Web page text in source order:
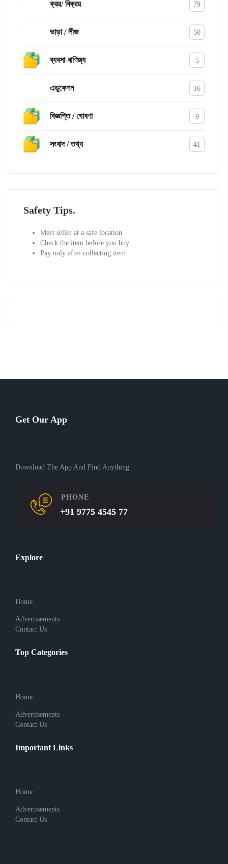
ক্রয়/ বিক্রয় 79
ভাড়া / লীজ 50
ব্যবসা-বাণিজ্য 5
এডুকেশন 16
বিজ্ঞপ্তি / ঘোষণা 9
সংবাদ / তথ্য 41
Safety Tips
Meet seller at a safe location
Check the item before you buy
Pay only after collecting item
Get Our App
Download The App And Find Anything
PHONE
+91 9775 4545 77
Explore
Home
Advertisements
Contact Us
Top Categories
Home
Advertisements
Contact Us
Important Links
Home
Advertisements
Contact Us